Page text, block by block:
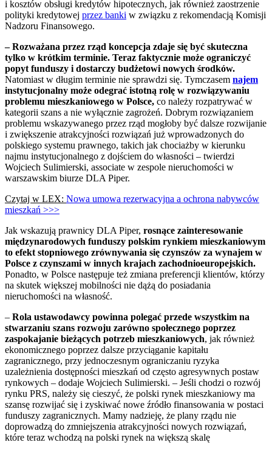
i kosztów obsługi kredytów hipotecznych, jak również zaostrzenie
polityki kredytowej przez banki w związku z rekomendacją Komisji
Nadzoru Finansowego.
– Rozważana przez rząd koncepcja zdaje się być skuteczna
tylko w krótkim terminie. Teraz faktycznie może ograniczyć
popyt funduszy i dostarczy budżetowi nowych środków.
Natomiast w długim terminie nie sprawdzi się. Tymczasem najem
instytucjonalny może odegrać istotną rolę w rozwiązywaniu
problemu mieszkaniowego w Polsce, co należy rozpatrywać w
kategorii szans a nie wyłącznie zagrożeń. Dobrym rozwiązaniem
problemu wskazywanego przez rząd mogłoby być dalsze rozwijanie
i zwiększenie atrakcyjności rozwiązań już wprowadzonych do
polskiego systemu prawnego, takich jak chociażby w kierunku
najmu instytucjonalnego z dojściem do własności – twierdzi
Wojciech Sulimierski, associate w zespole nieruchomości w
warszawskim biurze DLA Piper.
Czytaj w LEX: Nowa umowa rezerwacyjna a ochrona nabywców
mieszkań >>>
Jak wskazują prawnicy DLA Piper, rosnące zainteresowanie
międzynarodowych funduszy polskim rynkiem mieszkaniowym
to efekt stopniowego zrównywania się czynszów za wynajem w
Polsce z czynszami w innych krajach zachodnioeuropejskich.
Ponadto, w Polsce następuje też zmiana preferencji klientów, którzy
na skutek większej mobilności nie dążą do posiadania
nieruchomości na własność.
– Rola ustawodawcy powinna polegać przede wszystkim na
stwarzaniu szans rozwoju zarówno społecznego poprzez
zaspokajanie bieżących potrzeb mieszkaniowych, jak również
ekonomicznego poprzez dalsze przyciąganie kapitału
zagranicznego, przy jednoczesnym ograniczaniu ryzyka
uzależnienia dostępności mieszkań od często agresywnych postaw
rynkowych – dodaje Wojciech Sulimierski. – Jeśli chodzi o rozwój
rynku PRS, należy się cieszyć, że polski rynek mieszkaniowy ma
szansę rozwijać się i zyskiwać nowe źródło finansowania w postaci
funduszy zagranicznych. Mamy nadzieję, że plany rządu nie
doprowadzą do zmniejszenia atrakcyjności nowych rozwiązań,
które teraz wchodzą na polski rynek na większą skalę